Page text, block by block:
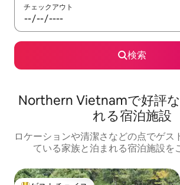
チェックアウト
検索
Northern Vietnamで好評
れる宿泊施設
ロケーションや清潔さなどの点でゲス
ている家族と泊まれる宿泊施設を